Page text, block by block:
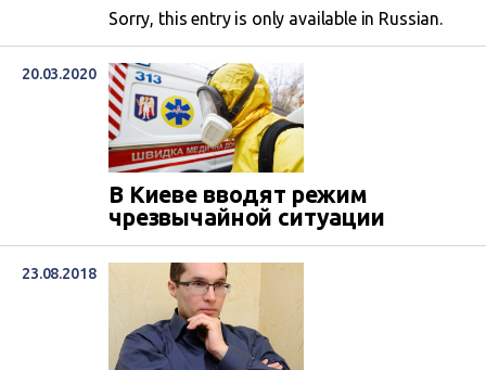
Sorry, this entry is only available in Russian.
20.03.2020
В Киеве вводят режим
чрезвычайной ситуации
23.08.2018